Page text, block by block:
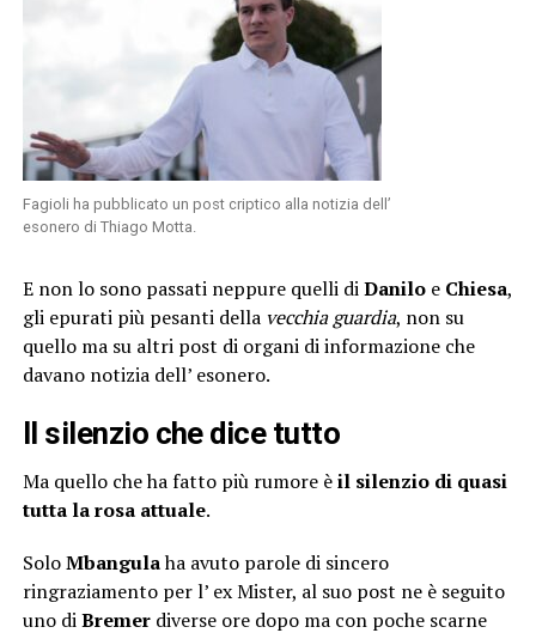
Fagioli ha pubblicato un post criptico alla notizia dell’
esonero di Thiago Motta.
E non lo sono passati neppure quelli diDaniloe Chiesa,
gli epurati più pesanti della vecchia guardia, non su
quello ma su altri post di organi di informazione che
davano notizia dell’ esonero.
Il silenzio che dice tutto
Ma quello che ha fatto più rumore èil silenzio di quasi
tutta la rosa attuale.
SoloMbangulaha avuto parole di sincero
ringraziamento per l’ ex Mister, al suo post ne è seguito
uno diBremerdiverse ore dopo ma con poche scarne